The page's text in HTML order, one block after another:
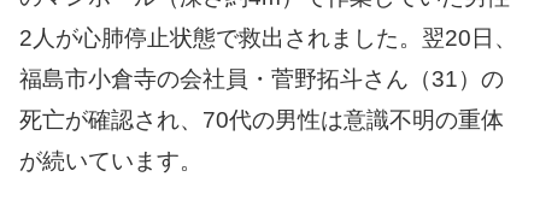
2人が心肺停止状態で救出されました。翌20日、
福島市小倉寺の会社員・菅野拓斗さん（31）の
死亡が確認され、70代の男性は意識不明の重体
が続いています。